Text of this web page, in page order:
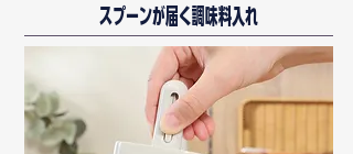
スプーンが届く調味料入れ